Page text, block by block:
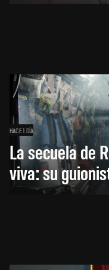
HACE 1 DÍA
La secuela de
viva: su